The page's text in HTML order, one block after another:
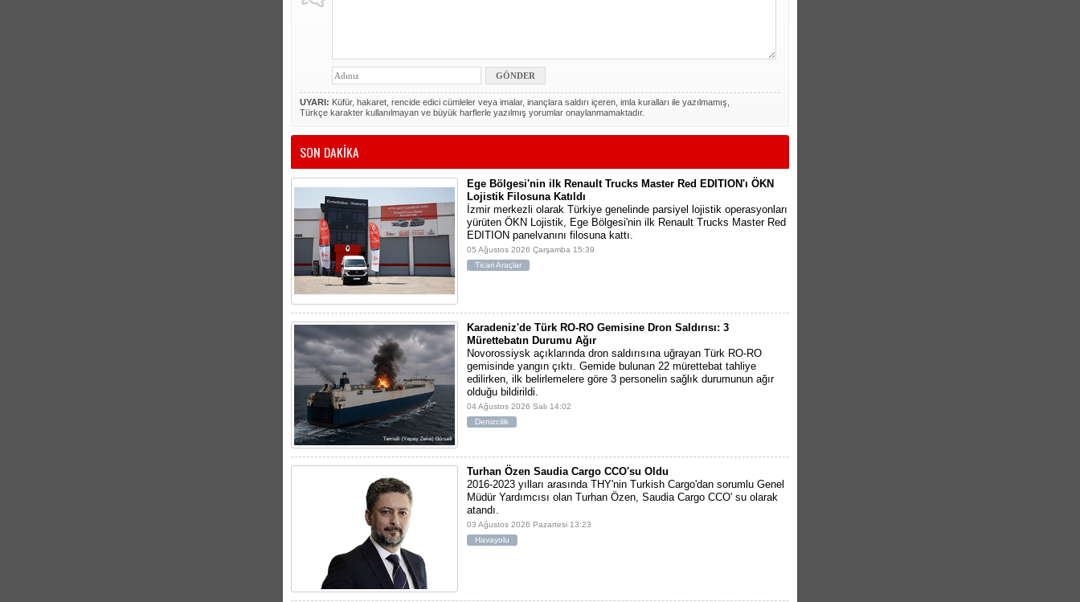
UYARI: Küfür, hakaret, rencide edici cümleler veya imalar, inançlara saldırı içeren, imla kuralları ile yazılmamış,
Türkçe karakter kullanılmayan ve büyük harflerle yazılmış yorumlar onaylanmamaktadır.
SON DAKİKA
Ege Bölgesi'nin ilk Renault Trucks Master Red EDITION'ı ÖKN
Lojistik Filosuna Katıldı
İzmir merkezli olarak Türkiye genelinde parsiyel lojistik operasyonları
yürüten ÖKN Lojistik, Ege Bölgesi'nin ilk Renault Trucks Master Red
EDITION panelvanını filosuna kattı.
05 Ağustos 2026 Çarşamba 15:39
Ticari Araçlar
Karadeniz'de Türk RO-RO Gemisine Dron Saldırısı: 3
Mürettebatın Durumu Ağır
Novorossiysk açıklarında dron saldırısına uğrayan Türk RO-RO
gemisinde yangın çıktı. Gemide bulunan 22 mürettebat tahliye
edilirken, ilk belirlemelere göre 3 personelin sağlık durumunun ağır
olduğu bildirildi.
04 Ağustos 2026 Salı 14:02
Denizcilik
Turhan Özen Saudia Cargo CCO'su Oldu
2016-2023 yılları arasında THY'nin Turkish Cargo'dan sorumlu Genel
Müdür Yardımcısı olan Turhan Özen, Saudia Cargo CCO' su olarak
atandı.
03 Ağustos 2026 Pazartesi 13:23
Havayolu